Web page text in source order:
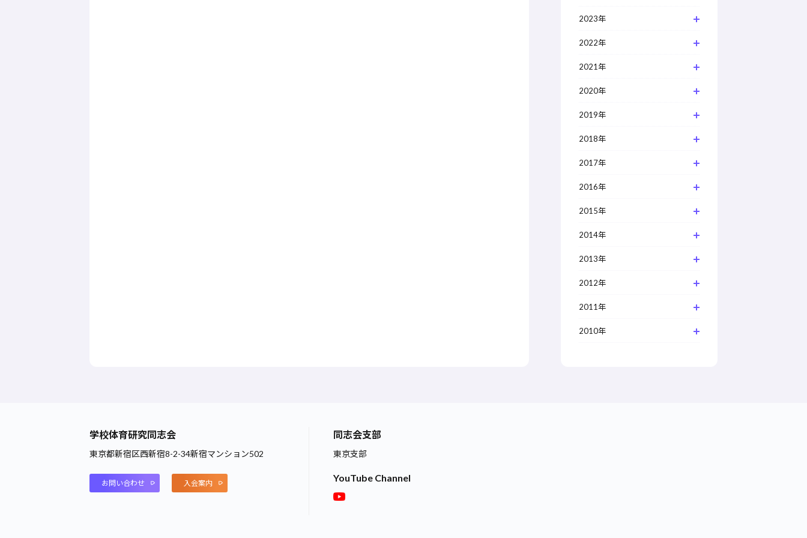
2023年
2022年
2021年
2020年
2019年
2018年
2017年
2016年
2015年
2014年
2013年
2012年
2011年
2010年
学校体育研究同志会
東京都新宿区西新宿8-2-34新宿マンション502
お問い合わせ 入会案内
同志会支部
東京支部
YouTube Channel